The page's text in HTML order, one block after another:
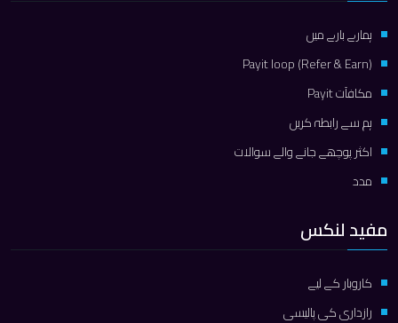
ہمارے بارے میں
Payit loop (Refer & Earn)
مكافآت Payit
ہم سے رابطہ کریں
اکثر پوچھے جانے والے سوالات
مدد
مفید لنکس
کاروبار کے لیے
رازداری کی پالیسی